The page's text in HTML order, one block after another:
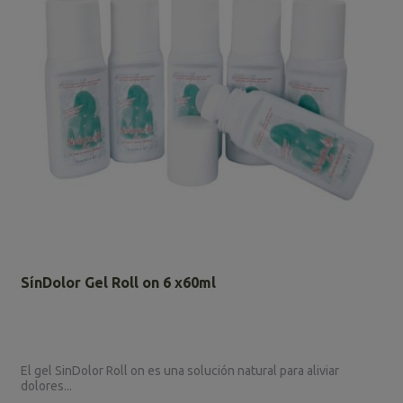
SínDolor Gel Roll on 6 x60ml
El gel SinDolor Roll on es una solución natural para aliviar
dolores...